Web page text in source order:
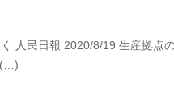
人民日報 2020/8/19 生産拠点
(…)